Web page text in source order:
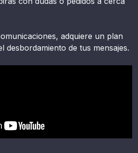
adquiere un plan
desbordamiento de tus mensajes.